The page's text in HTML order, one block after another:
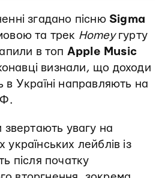
згадано пісню Sigma
та трек Homeyгурту
в топ Apple Music
визнали, що доходи
в Україні направляють на
звертають увагу на
лейблів із
після початку